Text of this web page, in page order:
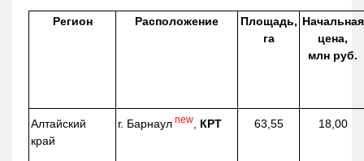
Регион Расположение
Площадь,
га
Начальная
цена,
млн руб.
Алтайский
край
г. Барнаул new КРТ 63,55 18,00